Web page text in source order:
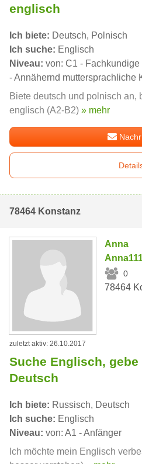
englisch
Ich biete: Deutsch, Polnisch
Ich suche: Englisch
Niveau: von: C1 -
- Annähernd muttersprachliche
Biete deutsch und polnisch an,
englisch (A2-B2) » mehr
78464 Konstanz
Anna
0
78464
zuletzt aktiv: 26.10.2017
Suche Englisch,
Deutsch
Ich biete: Russisch, Deutsch
Ich suche: Englisch
Niveau: von: A1 - Anfänger
Ich möchte mein Englisch